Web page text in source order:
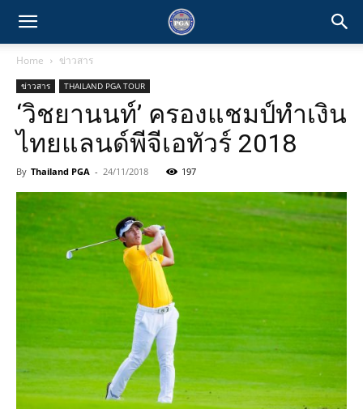
Home ข่าวสาร
ข่าวสาร THAILAND PGA TOUR
‘วิชยานนท์’ ครองแชมป์ทำเงิน
ไทยแลนด์พีจีเอทัวร์ 2018
By Thailand PGA - 24/11/2018 197